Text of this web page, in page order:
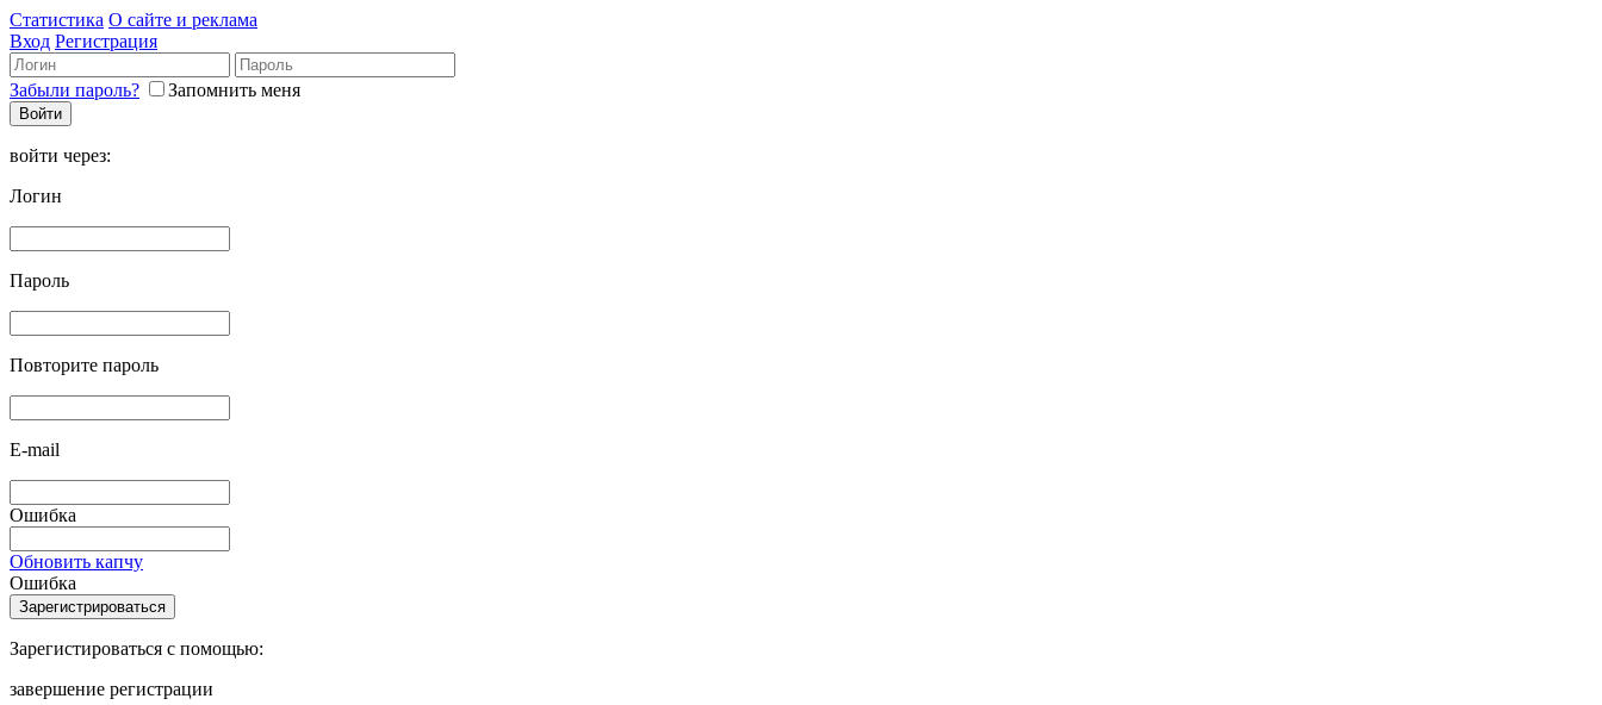
Статистика О сайте и реклама
Вход Регистрация
Забыли пароль? Запомнить меня
войти через:
Логин
Пароль
Повторите пароль
E-mail
Ошибка
Обновить капчу
Ошибка
Зарегистироваться с помощью:
завершение регистрации